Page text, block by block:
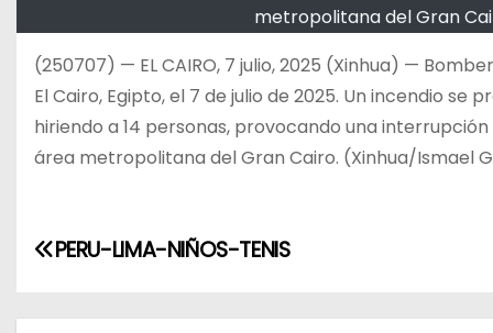
metropolitana del Gran
(250707) — EL CAIRO, 7 julio, 2025 (Xinhua) —
El Cairo, Egipto, el 7 de julio de 2025. Un incendio
hiriendo a 14 personas, provocando una
área metropolitana del Gran Cairo. (Xinhua/Ismael
NPERU-LIMA-NIÑOS-TENIS